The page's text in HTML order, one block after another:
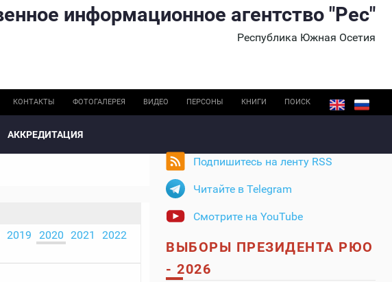
информационное агентство "Рес"
Республика Южная Осетия
КОНТАКТЫ ФОТОГАЛЕРЕЯ ВИДЕО ПЕРСОНЫ КНИГИ ПОИСК
АККРЕДИТАЦИЯ
2019 2020 2021
2022
Подпишитесь на ленту RSS
Читайте в Telegram
Смотрите на YouTube
ВЫБОРЫ ПРЕЗИДЕНТА РЮО
- 2026